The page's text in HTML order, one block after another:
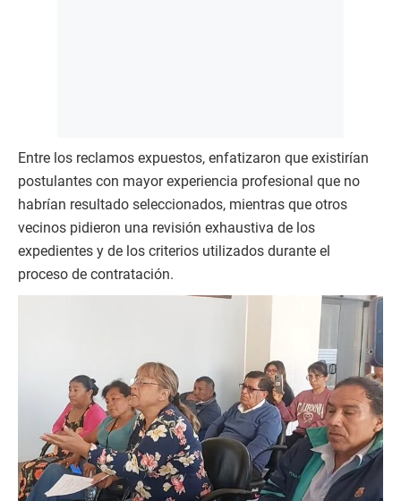
Entre los reclamos expuestos, enfatizaron que existirían
postulantes con mayor experiencia profesional que no
habrían resultado seleccionados, mientras que otros
vecinos pidieron una revisión exhaustiva de los
expedientes y de los criterios utilizados durante el
proceso de contratación.